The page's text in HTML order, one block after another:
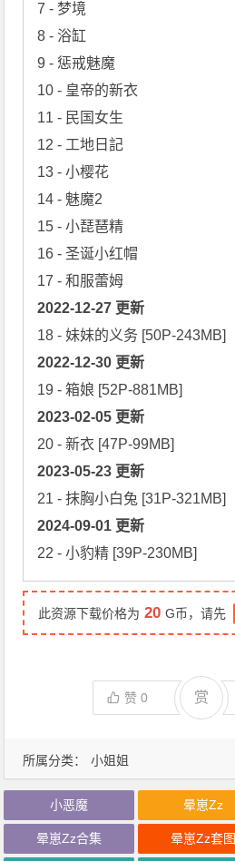
所属分类： 小姐姐
7 - 梦境
8 - 浴缸
9 - 惩戒魅魔
10 - 皇帝的新衣
11 - 民国女生
12 - 工地日記
13 - 小樱花
14 - 魅魔2
15 - 小琵琶精
16 - 圣诞小红帽
2022-12-27 更新
2022-12-30 更新
2023-02-05 更新
2023-05-23 更新
2024-09-01 更新
22 - 小豹精 [39P-230MB]
此资源下载价格为 20 G币，请先
赞0 赏
小恶魔 晕崽Zz
晕崽Zz合集 晕崽Zz套图